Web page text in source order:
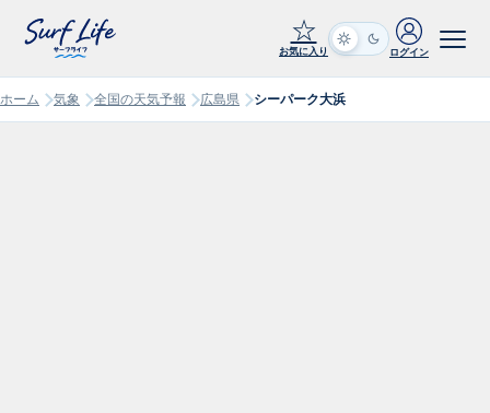
☆
お気に入り ログイン
ホーム 気象 全国の天気予報 広島県 シーパーク大浜